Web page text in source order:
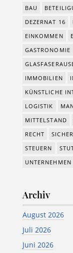
BAU
DEZERNAT 16
EINKOMMEN
GASTRONOMIE
IMMOBILIEN
KÜNSTLICHE
LOGISTIK
MITTELSTAND
RECHT
STEUERN
UNTERNEHMEN
Archiv
August 2026
Juli 2026
Juni 2026